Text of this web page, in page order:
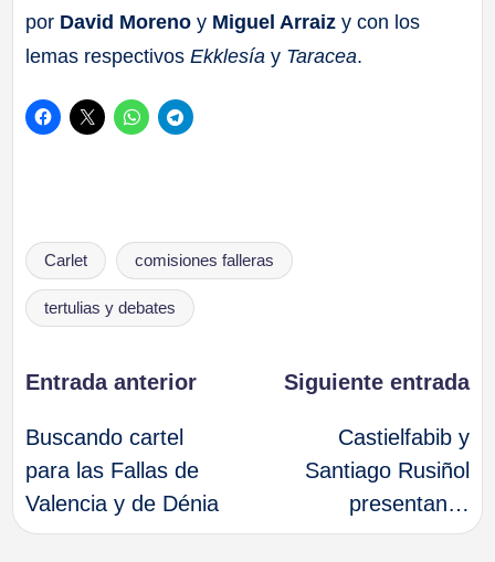
por David Moreno y Miguel Arraiz y con los
lemas respectivosEkklesía y Taracea.
Etiquetas:
Carlet comisiones falleras
tertulias y debates
Navegación
de
entradas
Entrada anterior
Buscando cartel
para las Fallas de
Valencia y de Dénia
Siguiente entrada
Castielfabib y
Santiago Rusiñol
presentan…